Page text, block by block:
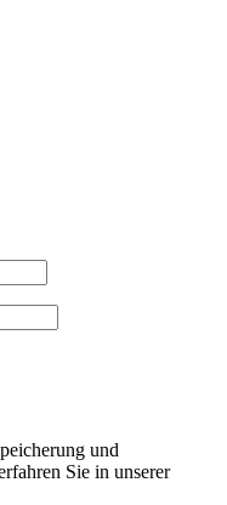
und
Sie in unserer